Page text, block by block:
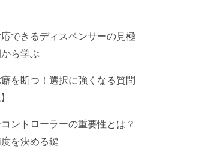
できるディスペンサーの見極
ら学ぶ
を断つ！選択に強くなる質問
ントローラーの重要性とは？
を決める鍵